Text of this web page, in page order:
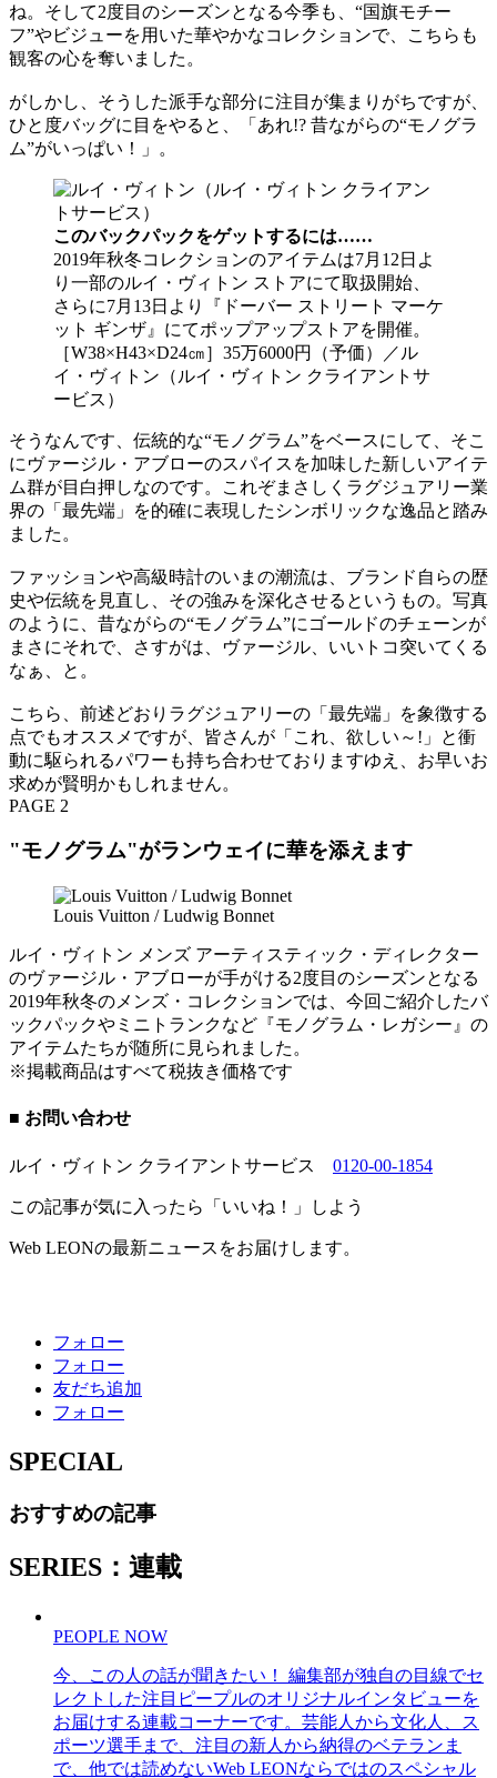
ね。そして2度目のシーズンとなる今季も、“国旗モチー
フ”やビジューを用いた華やかなコレクションで、こちらも
観客の心を奪いました。
がしかし、そうした派手な部分に注目が集まりがちですが、
ひと度バッグに目をやると、「あれ!? 昔ながらの“モノグラ
ム”がいっぱい！」。
このバックパックをゲットするには……
2019年秋冬コレクションのアイテムは7月12日よ
り一部のルイ・ヴィトン ストアにて取扱開始、
さらに7月13日より『ドーバー ストリート マーケ
ット ギンザ』にてポップアップストアを開催。
［W38×H43×D24㎝］35万6000円（予価）／ル
イ・ヴィトン（ルイ・ヴィトン クライアントサ
ービス）
そうなんです、伝統的な“モノグラム”をベースにして、そこ
にヴァージル・アブローのスパイスを加味した新しいアイテ
ム群が目白押しなのです。これぞまさしくラグジュアリー業
界の「最先端」を的確に表現したシンボリックな逸品と踏み
ました。
ファッションや高級時計のいまの潮流は、ブランド自らの歴
史や伝統を見直し、その強みを深化させるというもの。写真
のように、昔ながらの“モノグラム”にゴールドのチェーンが
まさにそれで、さすがは、ヴァージル、いいトコ突いてくる
なぁ、と。
こちら、前述どおりラグジュアリーの「最先端」を象徴する
点でもオススメですが、皆さんが「これ、欲しい～!」と衝
動に駆られるパワーも持ち合わせておりますゆえ、お早いお
求めが賢明かもしれません。
PAGE 2
"モノグラム"がランウェイに華を添えます
Louis Vuitton / Ludwig Bonnet
ルイ・ヴィトン メンズ アーティスティック・ディレクター
のヴァージル・アブローが手がける2度目のシーズンとなる
2019年秋冬のメンズ・コレクションでは、今回ご紹介したバ
ックパックやミニトランクなど『モノグラム・レガシー』の
アイテムたちが随所に見られました。
※掲載商品はすべて税抜き価格です
■ お問い合わせ
ルイ・ヴィトン クライアントサービス 0120-00-1854
この記事が気に入ったら「いいね！」しよう
Web LEONの最新ニュースをお届けします。
フォロー
フォロー
友だち追加
フォロー
SPECIAL
おすすめの記事
SERIES：連載
PEOPLE NOW
今、この人の話が聞きたい！ 編集部が独自の目線でセ
レクトした注目ピープルのオリジナルインタビューを
お届けする連載コーナーです。芸能人から文化人、ス
ポーツ選手まで、注目の新人から納得のベテランま
で、他では読めないWeb LEONならではのスペシャル